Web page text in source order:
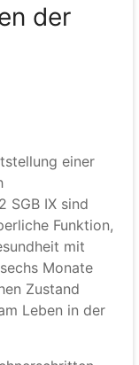
der
einer
SGB IX sind
Funktion,
mit
Monate
Zustand
Leben in der